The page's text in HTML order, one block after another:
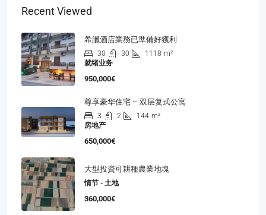
Recent Viewed
希臘酒店業務已準備好獲利
30 30 1118 m²
就绪业务
950,000€
尊享豪华住宅 – 双层复式公寓
3 2 144 m²
房地产
650,000€
大型投資可耕種農業地塊
情节 - 土地
360,000€